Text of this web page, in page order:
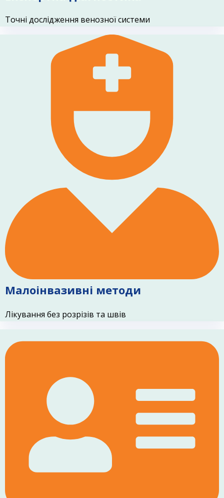
Точні дослідження венозної системи
Малоінвазивні методи
Лікування без розрізів та швів